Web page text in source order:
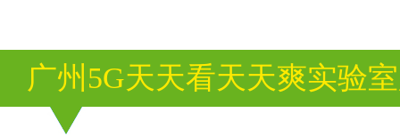
广州5G天天看天天爽实验